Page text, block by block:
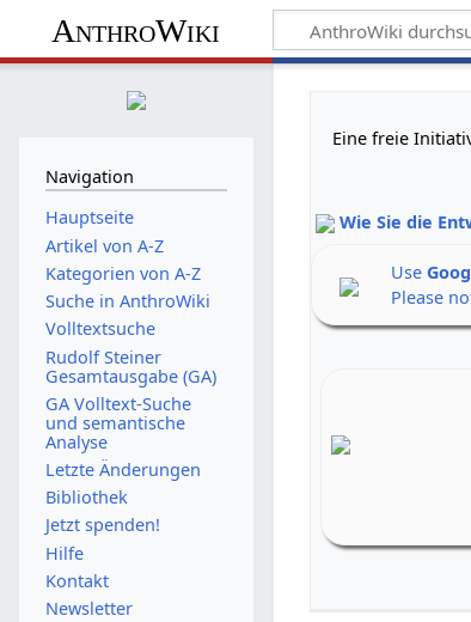
AnthroWiki
Eine freie
Wie Sie die
Use
Please
Navigation
Hauptseite
Artikel von A-Z
Kategorien von A-Z
Suche in AnthroWiki
Volltextsuche
Rudolf Steiner
Gesamtausgabe (GA)
GA Volltext-Suche
und semantische
Analyse
Letzte Änderungen
Bibliothek
Jetzt spenden!
Hilfe
Kontakt
Newsletter